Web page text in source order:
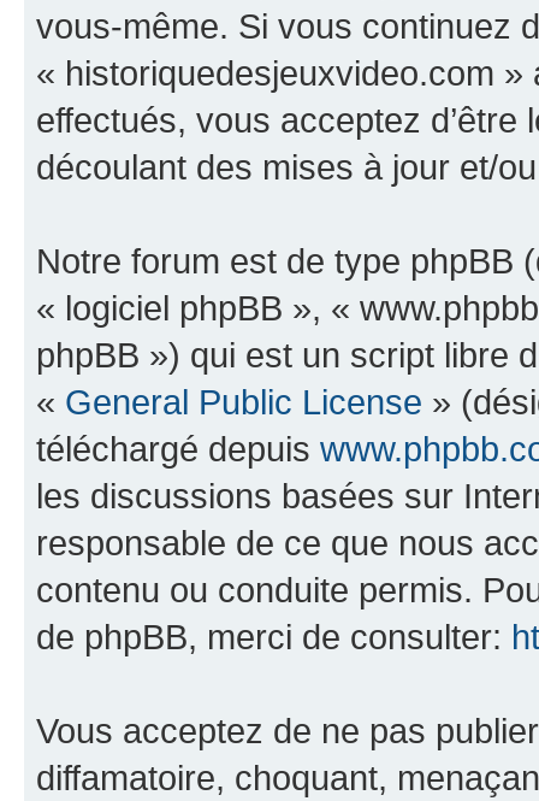
vous-même. Si vous continuez
« historiquedesjeuxvideo.com
effectués, vous acceptez
découlant des mises à jour et/
Notre forum est de type phpBB
« logiciel phpBB », «
phpBB ») qui est un script libre
« General Public License »
téléchargé depuis
les discussions basées sur
responsable de ce que nous
contenu ou conduite permis.
de phpBB, merci de consulter:
Vous acceptez de ne pas
diffamatoire, choquant,